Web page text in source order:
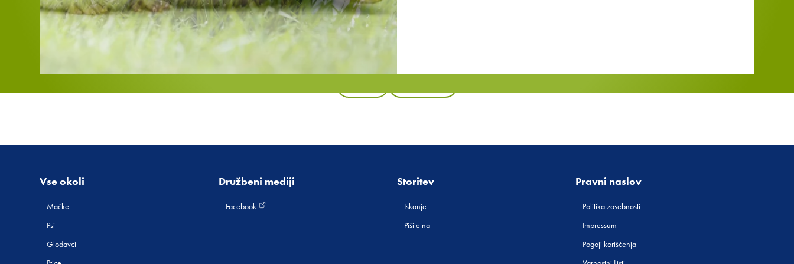
Vse okoli
Mačke
Psi
Glodavci
Družbeni mediji
Facebook
Storitev
Iskanje
Pišite na
Pravni naslov
Politika zasebnosti
Impressum
Pogoji koriščenja